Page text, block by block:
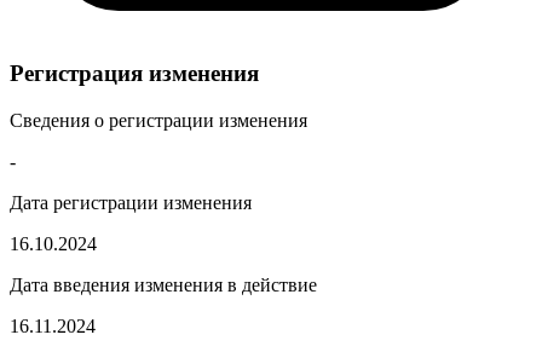
Регистрация изменения
Сведения о регистрации изменения
-
Дата регистрации изменения
16.10.2024
Дата введения изменения в действие
16.11.2024